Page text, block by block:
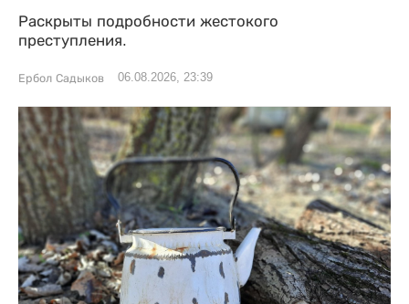
Раскрыты подробности жестокого
преступления.
Ербол Садыков 06.08.2026, 23:39